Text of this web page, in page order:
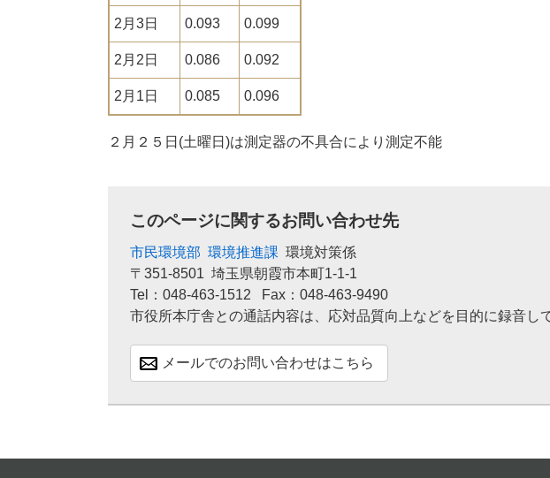
2月3日 0.093 0.099
2月2日 0.086 0.092
2月1日 0.085 0.096
２月２５日(土曜日)は測定器の不具合により測定不能
このページに関するお問い合わせ先
市民環境部 環境推進課 環境対策係
〒351-8501 埼玉県朝霞市本町1-1-1
Tel：048-463-1512
Fax：048-463-9490
市役所本庁舎との通話内容は、応対品質向上などを目的に録音し
メールでのお問い合わせはこちら